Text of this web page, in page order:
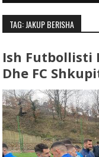
TAG: JAKUP BERISHA
Ish Futbollisti
Dhe FC